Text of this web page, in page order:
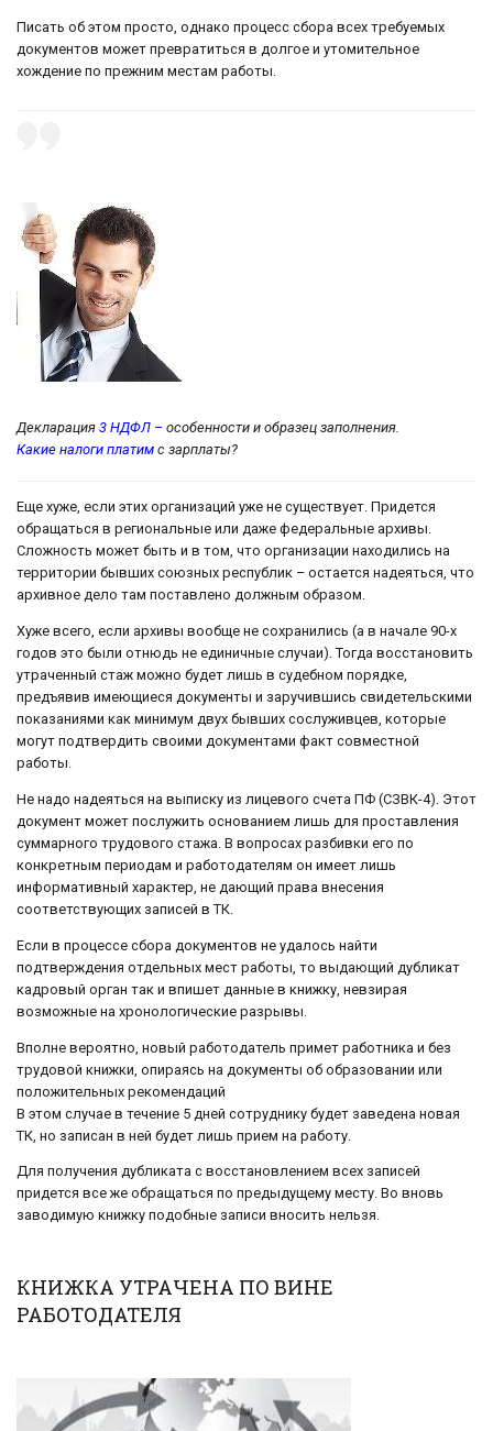
Писать об этом просто, однако процесс сбора всех требуемых
документов может превратиться в долгое и утомительное
хождение по прежним местам работы.
Декларация 3 НДФЛ – особенности и образец заполнения.
Какие налоги платим с зарплаты?
Еще хуже, если этих организаций уже не существует. Придется
обращаться в региональные или даже федеральные архивы.
Сложность может быть и в том, что организации находились на
территории бывших союзных республик – остается надеяться, что
архивное дело там поставлено должным образом.
Хуже всего, если архивы вообще не сохранились (а в начале 90-х
годов это были отнюдь не единичные случаи). Тогда восстановить
утраченный стаж можно будет лишь в судебном порядке,
предъявив имеющиеся документы и заручившись свидетельскими
показаниями как минимум двух бывших сослуживцев, которые
могут подтвердить своими документами факт совместной
работы.
Не надо надеяться на выписку из лицевого счета ПФ (СЗВК-4). Этот
документ может послужить основанием лишь для проставления
суммарного трудового стажа. В вопросах разбивки его по
конкретным периодам и работодателям он имеет лишь
информативный характер, не дающий права внесения
соответствующих записей в ТК.
Если в процессе сбора документов не удалось найти
подтверждения отдельных мест работы, то выдающий дубликат
кадровый орган так и впишет данные в книжку, невзирая
возможные на хронологические разрывы.
Вполне вероятно, новый работодатель примет работника и без
трудовой книжки, опираясь на документы об образовании или
положительных рекомендаций
В этом случае в течение 5 дней сотруднику будет заведена новая
ТК, но записан в ней будет лишь прием на работу.
Для получения дубликата с восстановлением всех записей
придется все же обращаться по предыдущему месту. Во вновь
заводимую книжку подобные записи вносить нельзя.
КНИЖКА УТРАЧЕНА ПО ВИНЕ
РАБОТОДАТЕЛЯ